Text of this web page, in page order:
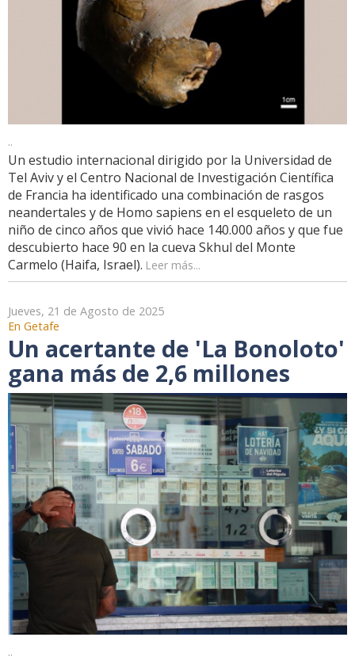
..
Un estudio internacional dirigido por la Universidad de
Tel Aviv y el Centro Nacional de Investigación Científica
de Francia ha identificado una combinación de rasgos
neandertales y de Homo sapiens en el esqueleto de un
niño de cinco años que vivió hace 140.000 años y que fue
descubierto hace 90 en la cueva Skhul del Monte
Carmelo (Haifa, Israel). Leer más...
Jueves, 21 de Agosto de 2025
En Getafe
Un acertante de 'La Bonoloto'
gana más de 2,6 millones
..